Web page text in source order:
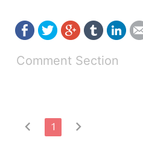
Comment Section
chevron_left 1 chevron_right